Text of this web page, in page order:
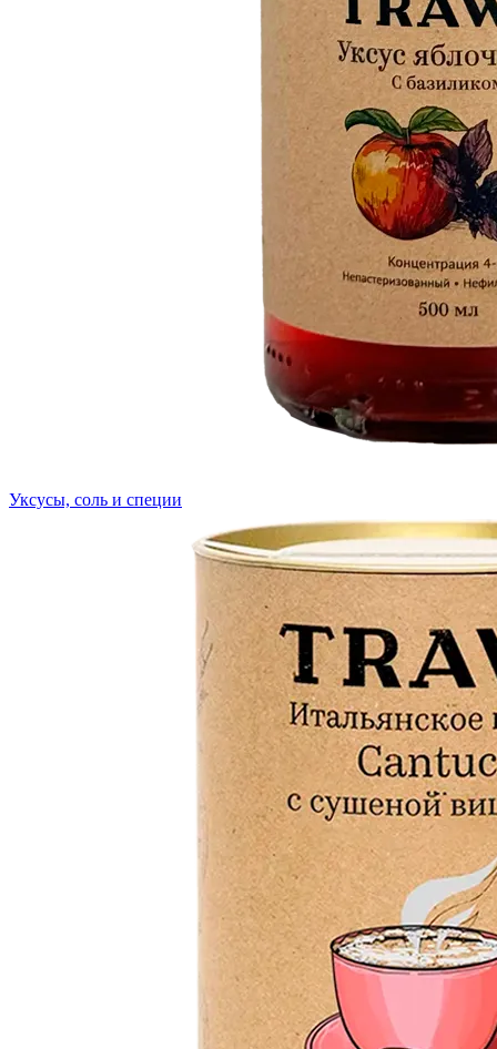
Уксусы, соль и специи